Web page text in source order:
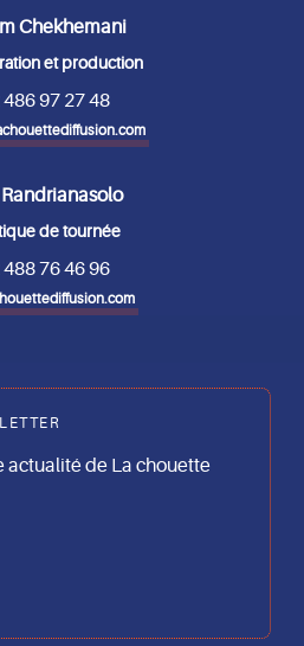
Chekhemani
et production
486 97 27 48
de tournée
488 76 46 96
actualité de La chouette